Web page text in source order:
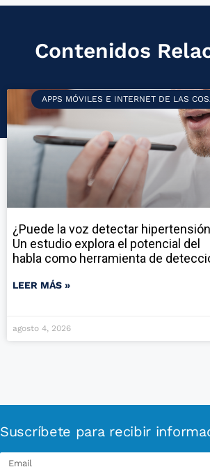
Contenidos
APPS MÓVILES E INTERNET DE LAS
¿Puede la voz detectar
Un estudio explora el potencial del
habla como herramienta de
LEER MÁS »
agosto 4, 2026
Suscríbete para recibir